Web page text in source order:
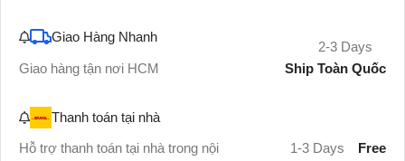
Giao Hàng Nhanh
Giao hàng tận nơi HCM
2-3 Days
Ship Toàn Quốc
Thanh toán tại nhà
Hỗ trợ thanh toán tại nhà trong nội
1-3 Days Free